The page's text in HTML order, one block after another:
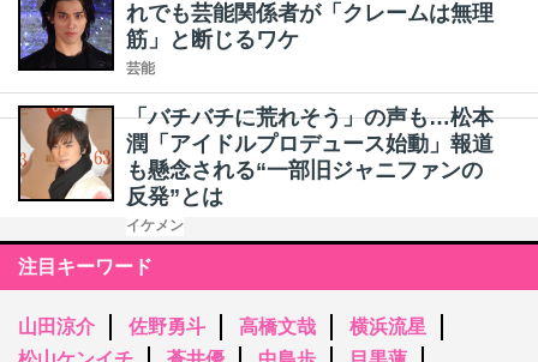
れでも芸能関係者が「クレームは無理
筋」と断じるワケ
芸能
「バチバチに荒れそう」の声も…松本
潤「アイドルプロデュース始動」報道
も懸念される“一部旧ジャニファンの
反発”とは
イケメン
注目キーワード
山田涼介 佐野勇斗 高橋文哉
横浜流星